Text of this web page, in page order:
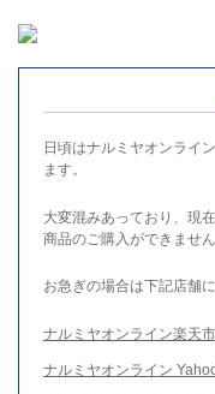
日頃はナルミヤオンライ
ます。
大変混みあっており、現
商品のご購入ができません
お急ぎの場合は下記店舗
ナルミヤオンライン楽天
ナルミヤオンライン